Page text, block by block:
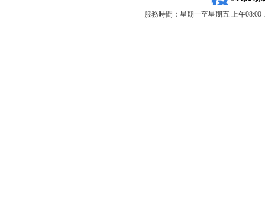
服務時間：星期一至星期五 上午